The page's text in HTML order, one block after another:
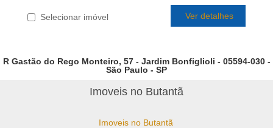
Selecionar imóvel Ver detalhes
R Gastão do Rego Monteiro, 57 - Jardim Bonfiglioli - 05594-030 -
São Paulo - SP
Imoveis no Butantã
Imoveis no Butantã